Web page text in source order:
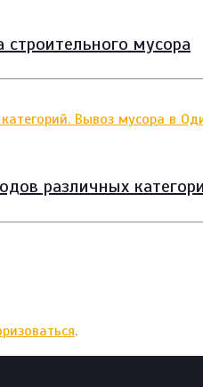
строительного мусора
различных
.